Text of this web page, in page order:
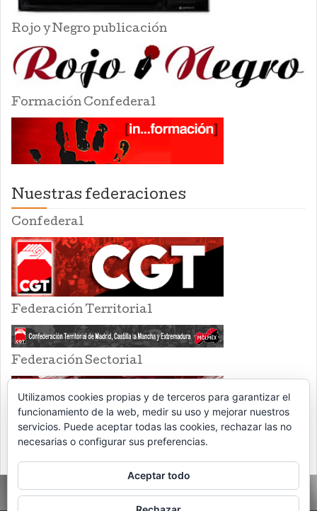
Rojo y Negro publicación
Formación Confederal
Nuestras federaciones
Confederal
Federación Territorial
Federación Sectorial
Utilizamos cookies propias y de terceros para garantizar el
funcionamiento de la web, medir su uso y mejorar nuestros
servicios. Puede aceptar todas las cookies, rechazar las no
necesarias o configurar sus preferencias.
Aceptar todo